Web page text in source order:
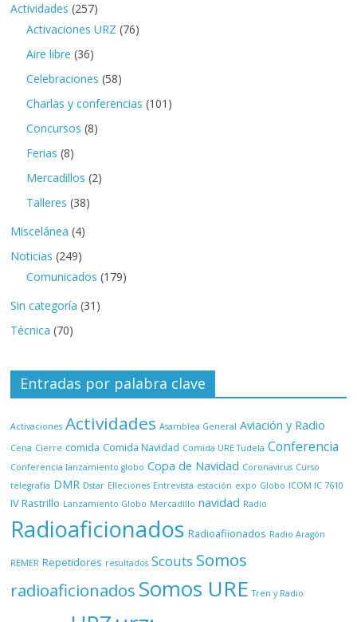
Actividades (257)
Activaciones URZ (76)
Aire libre (36)
Celebraciones (58)
Charlas y conferencias (101)
Concursos (8)
Ferias (8)
Mercadillos (2)
Talleres (38)
Miscelánea (4)
Noticias (249)
Comunicados (179)
Sin categoría (31)
Técnica (70)
Entradas por palabra clave
Activaciones Actividades Asamblea General Aviación y Radio
Cena Cierre comida Comida Navidad Comida URE Tudela Conferencia
Conferencia lanzamiento globo Copa de Navidad Coronavirus Curso
telegrafía DMR Dstar Elleciones Entrevista estación expo Globo ICOM IC 7610
IV Rastrillo Lanzamiento Globo Mercadillo navidad Radio
Radioaficionados Radioafiionados Radio Aragón
REMER Repetidores resultados Scouts Somos
radioaficionados Somos URE Tren y Radio